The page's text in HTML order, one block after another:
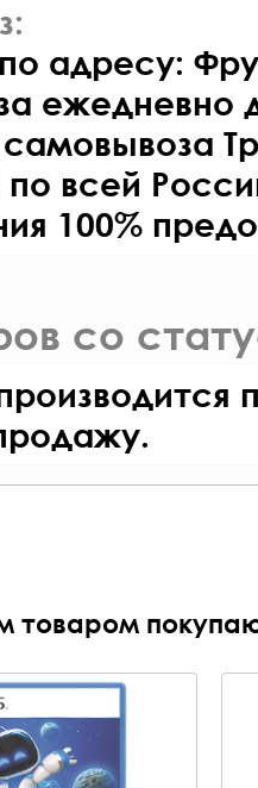
адресу:
ежедневно
самовывоза
всей
100%
со
товаром